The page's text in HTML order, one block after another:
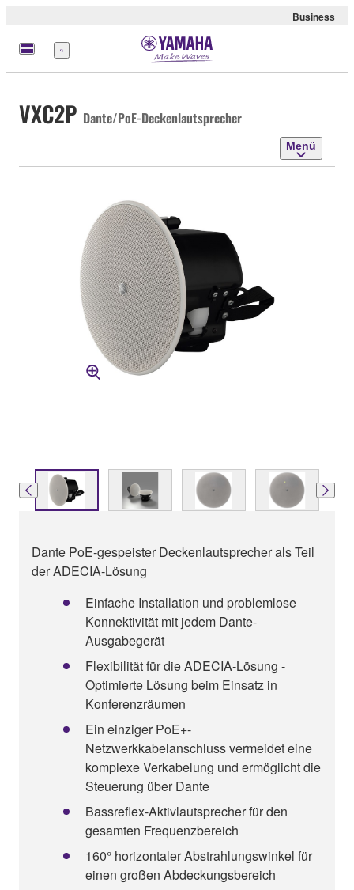
Business
Menü
VXC2P Dante/PoE-Deckenlautsprecher
Menü
Dante PoE-gespeister Deckenlautsprecher als Teil
der ADECIA-Lösung
Einfache Installation und problemlose
Konnektivität mit jedem Dante-
Ausgabegerät
Flexibilität für die ADECIA-Lösung -
Optimierte Lösung beim Einsatz in
Konferenzräumen
Ein einziger PoE+-
Netzwerkkabelanschluss vermeidet eine
komplexe Verkabelung und ermöglicht die
Steuerung über Dante
Bassreflex-Aktivlautsprecher für den
gesamten Frequenzbereich
160° horizontaler Abstrahlungswinkel für
einen großen Abdeckungsbereich